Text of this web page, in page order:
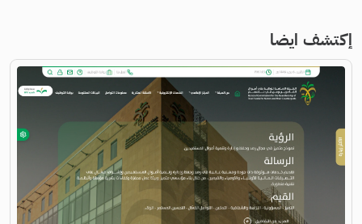
إكتشف ايضا